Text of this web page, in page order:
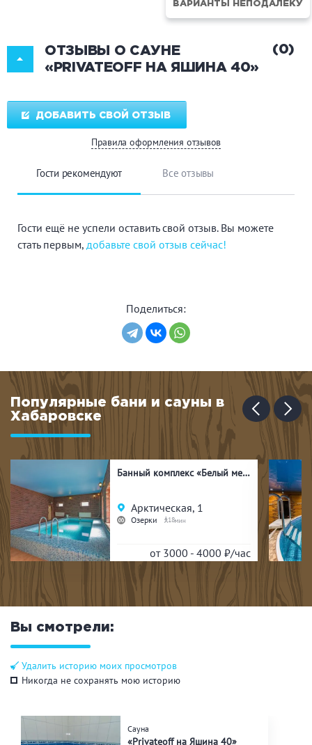
ВАРИАНТЫ НЕПОДАЛЁКУ
ОТЗЫВЫ О САУНЕ
«PRIVATEOFF НА ЯШИНА 40»
(0)
ДОБАВИТЬ СВОЙ ОТЗЫВ
Правила оформления отзывов
Гости рекомендуют Все отзывы
Гости ещё не успели оставить свой отзыв. Вы можете
стать первым, добавьте свой отзыв сейчас!
Поделиться:
Популярные бани и сауны в
Хабаровске
Банный комплекс «Белый медведь»
Арктическая, 1
Озерки 18
от 3000 - 4000 ₽/час
Вы смотрели:
Удалить историю моих просмотров
Никогда не сохранять мою историю
Сауна
«Privateoff на Яшина 40»